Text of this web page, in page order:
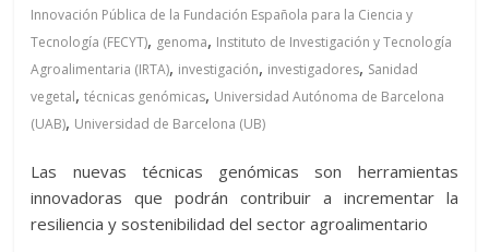
Innovación Pública de la Fundación Española para la Ciencia y
Tecnología (FECYT), genoma, Instituto de Investigación y Tecnología
Agroalimentaria (IRTA), investigación, investigadores, Sanidad
vegetal,técnicas genómicas, Universidad Autónoma de Barcelona
(UAB), Universidad de Barcelona (UB)
Las nuevas técnicas genómicas son herramientas
innovadoras que podrán contribuir a incrementar la
resiliencia y sostenibilidad del sector agroalimentario